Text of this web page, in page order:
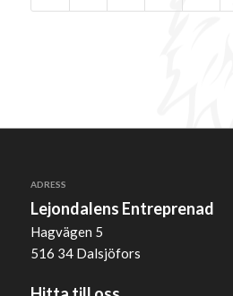
ADRESS
Lejondalens Entreprenad
Hagvägen 5
516 34 Dalsjöfors